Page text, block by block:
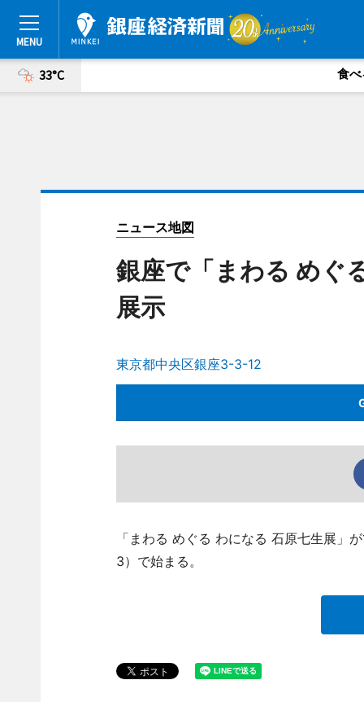
33°C 食べ
ニュース地図
銀座で「まわる めぐ
展示
東京都中央区銀座3-3-12
「まわる めぐる わになる 石原七生展」
3）で始まる。